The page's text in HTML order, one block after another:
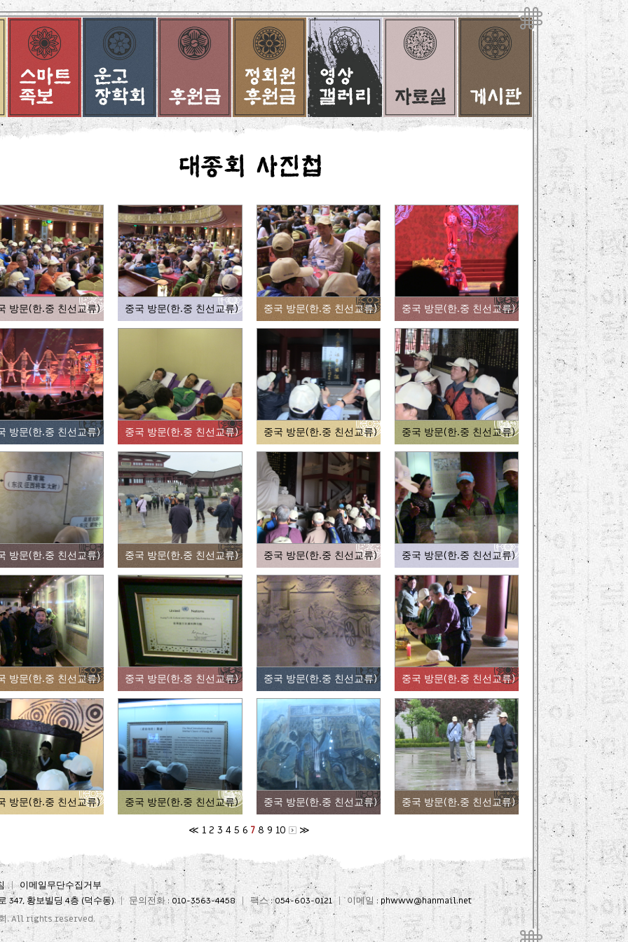
방문(한.중 친선교류) 중국 방문(한.중 친선교류) 중국 방문(한.중 친선교류) 중국 방문(한.중 친선교류)
방문(한.중 친선교류) 중국 방문(한.중 친선교류) 중국 방문(한.중 친선교류) 중국 방문(한.중 친선교류)
방문(한.중 친선교류) 중국 방문(한.중 친선교류) 중국 방문(한.중 친선교류) 중국 방문(한.중 친선교류)
방문(한.중 친선교류) 중국 방문(한.중 친선교류) 중국 방문(한.중 친선교류) 중국 방문(한.중 친선교류)
방문(한.중 친선교류) 중국 방문(한.중 친선교류) 중국 방문(한.중 친선교류) 중국 방문(한.중 친선교류)
≪ 1 2 3 4 5 6 7 8 9 10 ≫
이메일무단수집거부
347, 황보빌딩 4층 (덕수동)
문의전화 : 010-3563-4458 팩스 :054-603-0121 이메일 : phwww@hanmail.net
. All rights reserved.